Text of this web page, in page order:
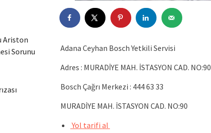
Adana Ceyhan Bosch Yetkili Servisi
Adres : MURADİYE MAH. İSTASYON CAD. NO:90
Bosch Çağrı Merkezi : 444 63 33
MURADİYE MAH. İSTASYON CAD. NO:90
Yol tarifi al
Ariston
Sorunu